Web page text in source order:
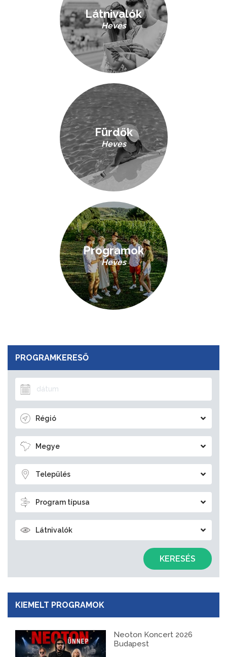
PROGRAMKERESŐ
Régió
Megye
Település
Program típusa
Látnivalók
KERESÉS
KIEMELT PROGRAMOK
Neoton Koncert 2026
Budapest
Látnivalók
Heves
Fürdők
Heves
Programok
Heves